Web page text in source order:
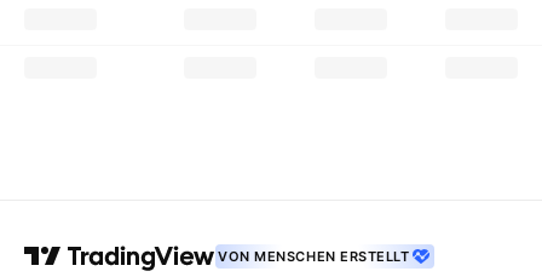
VON MENSCHEN ERSTELLT